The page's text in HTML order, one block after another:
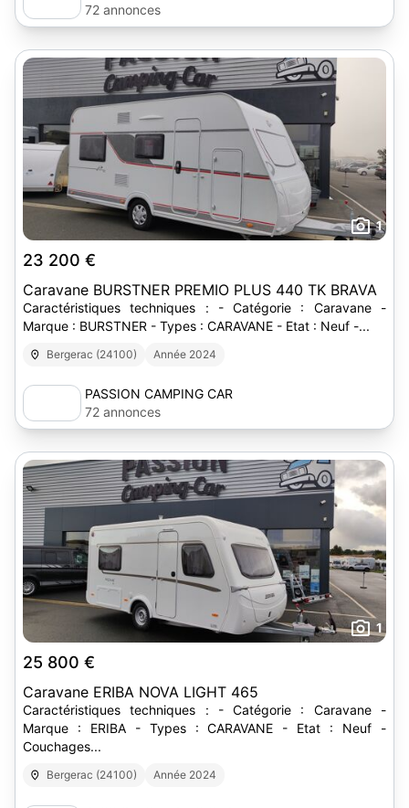
72 annonces
1
23 200 €
Caravane BURSTNER PREMIO PLUS 440 TK BRAVA
Caractéristiques techniques : - Catégorie : Caravane -
Marque : BURSTNER - Types : CARAVANE - Etat : Neuf -...
Bergerac (24100) Année 2024
PASSION CAMPING CAR
72 annonces
1
25 800 €
Caravane ERIBA NOVA LIGHT 465
Caractéristiques techniques : - Catégorie : Caravane -
Marque : ERIBA - Types : CARAVANE - Etat : Neuf -
Couchages...
Bergerac (24100) Année 2024